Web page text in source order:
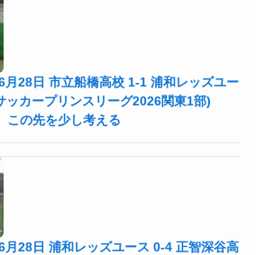
月28日 市立船橋高校 1-1 浦和レッズユー
ッカープリンスリーグ2026関東1部)
この先を少し考える
月28日 浦和レッズユース 0-4 正智深谷高